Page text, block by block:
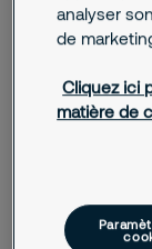
Securitas
votre
analyser
de
Cliquez ici
matière de